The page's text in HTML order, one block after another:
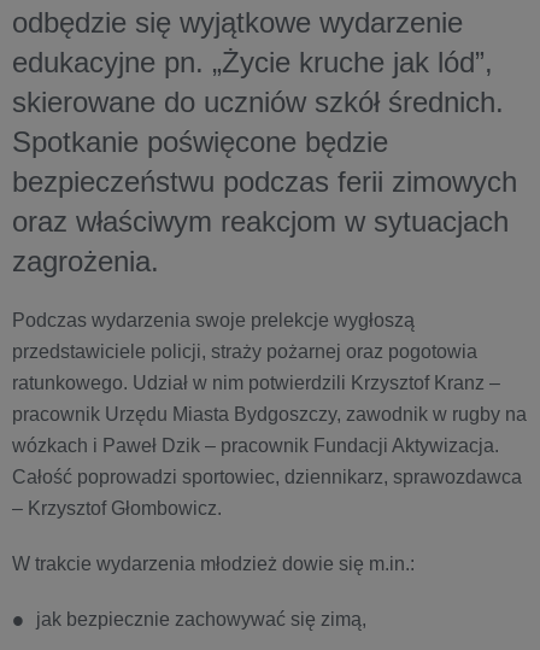
odbędzie się wyjątkowe wydarzenie
edukacyjne pn. „Życie kruche jak lód”,
skierowane do uczniów szkół średnich.
Spotkanie poświęcone będzie
bezpieczeństwu podczas ferii zimowych
oraz właściwym reakcjom w sytuacjach
zagrożenia.
Podczas wydarzenia swoje prelekcje wygłoszą
przedstawiciele policji, straży pożarnej oraz pogotowia
ratunkowego. Udział w nim potwierdzili Krzysztof Kranz –
pracownik Urzędu Miasta Bydgoszczy, zawodnik w rugby na
wózkach i Paweł Dzik – pracownik Fundacji Aktywizacja.
Całość poprowadzi sportowiec, dziennikarz, sprawozdawca
– Krzysztof Głombowicz.
W trakcie wydarzenia młodzież dowie się m.in.:
jak bezpiecznie zachowywać się zimą,